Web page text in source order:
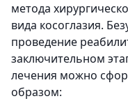
метода
вида косоглазия.
проведение
заключительном
лечения можно
образом: